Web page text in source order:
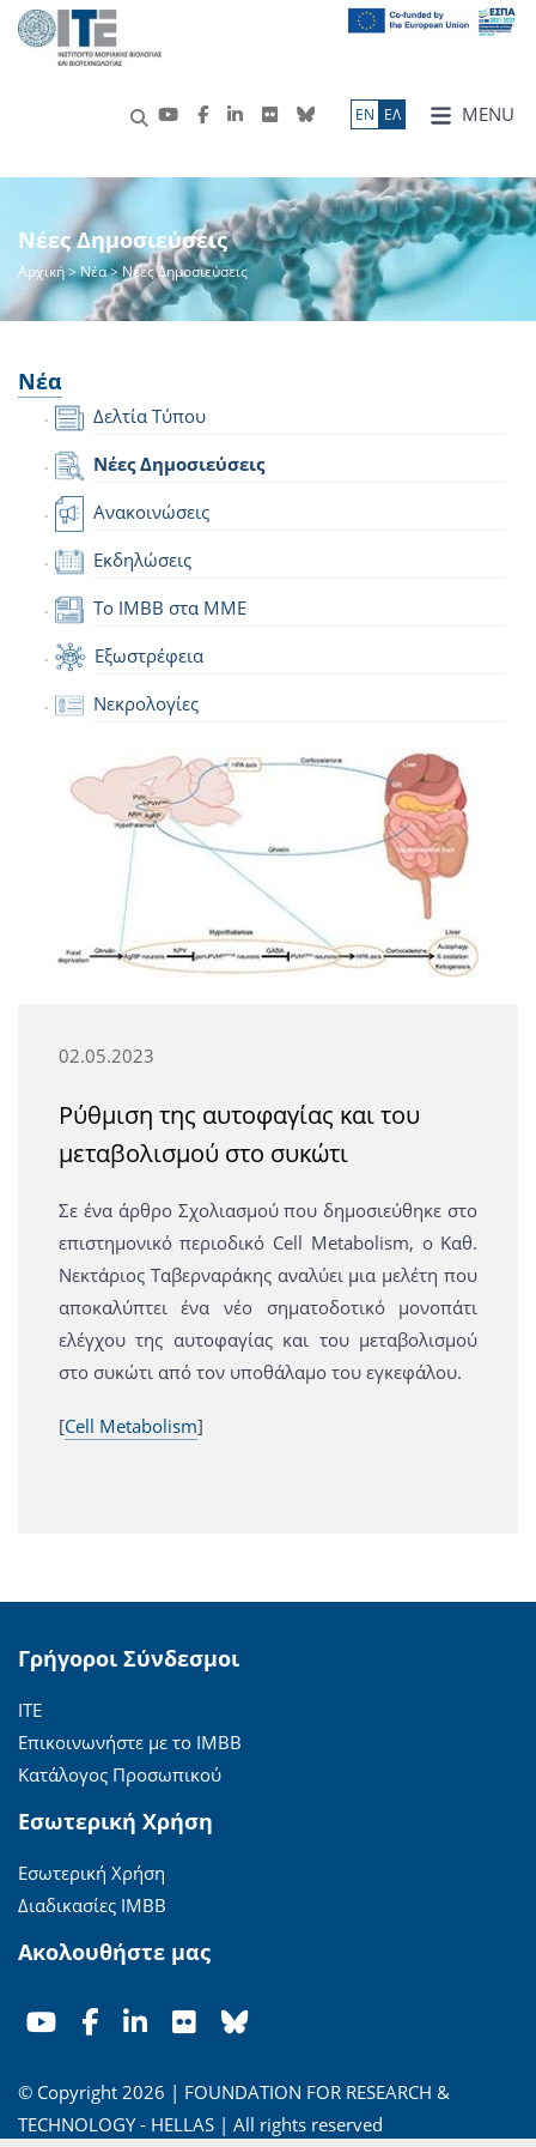
MENU
ΕN ΕΛ
Νέες Δημοσιεύσεις
Αρχική>Νέα> Νέες Δημοσιεύσεις
Νέα
Δελτία Τύπου
Νέες Δημοσιεύσεις
Ανακοινώσεις
Εκδηλώσεις
Το IMBB στα ΜΜΕ
Εξωστρέφεια
Νεκρολογίες
02.05.2023
Ρύθμιση της αυτοφαγίας και του
μεταβολισμού στο συκώτι
Σε ένα άρθρο Σχολιασμού που δημοσιεύθηκε στο
επιστημονικό περιοδικό Cell Metabolism, ο Καθ.
Νεκτάριος Ταβερναράκης αναλύει μια μελέτη που
αποκαλύπτει ένα νέο σηματοδοτικό μονοπάτι
ελέγχου της αυτοφαγίας και του μεταβολισμού
στο συκώτι από τον υποθάλαμο του εγκεφάλου.
[Cell Metabolism]
Γρήγοροι Σύνδεσμοι
ΙΤΕ
Επικοινωνήστε με το ΙΜΒΒ
Κατάλογος Προσωπικού
Εσωτερική Χρήση
Εσωτερική Χρήση
Διαδικασίες ΙΜΒΒ
Ακολουθήστε μας
© Copyright 2026 | FOUNDATION FOR RESEARCH &
TECHNOLOGY - HELLAS | All rights reserved